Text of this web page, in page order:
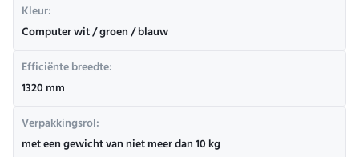
Kleur:
Computer wit / groen / blauw
Efficiënte breedte:
1320 mm
Verpakkingsrol:
met een gewicht van niet meer dan 10 kg